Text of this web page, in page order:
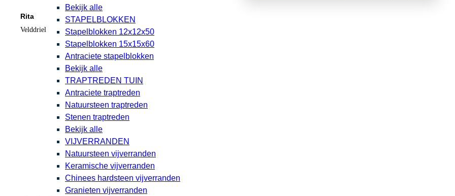
Bekijk alle
STAPELBLOKKEN
Stapelblokken 12x12x50
Stapelblokken 15x15x60
Antraciete stapelblokken
Bekijk alle
TRAPTREDEN TUIN
Antraciete traptreden
Natuursteen traptreden
Stenen traptreden
Bekijk alle
VIJVERRANDEN
Natuursteen vijverranden
Keramische vijverranden
Chinees hardsteen vijverranden
Granieten vijverranden
Rita
Velddriel